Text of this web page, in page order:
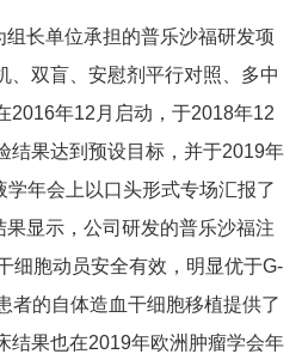
组长单位承担的普乐沙福研发项
、双盲、安慰剂平行对照、多中
2016年12月启动，于2018年12
结果达到预设目标，并于2019年
年会上以口头形式专场汇报了
果显示，公司研发的普乐沙福注
细胞动员安全有效，明显优于G-
者的自体造血干细胞移植提供了
结果也在2019年欧洲肿瘤学会年